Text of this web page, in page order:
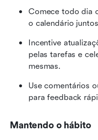
Comece todo dia
o calendário
Incentive
pelas tarefas e
mesmas.
Use comentários
para feedback
Mantendo o hábito